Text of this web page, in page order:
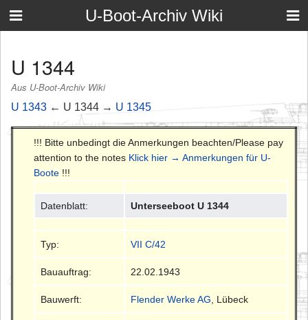
U-Boot-Archiv Wiki
U 1344
Aus U-Boot-Archiv Wiki
U 1343 ← U 1344 → U 1345
!!! Bitte unbedingt die Anmerkungen beachten/Please pay
attention to the notes Klick hier → Anmerkungen für U-
Boote !!!
Datenblatt: Unterseeboot U 1344
Typ: VII C/42
Bauauftrag: 22.02.1943
Bauwerft: Flender Werke AG , Lübeck